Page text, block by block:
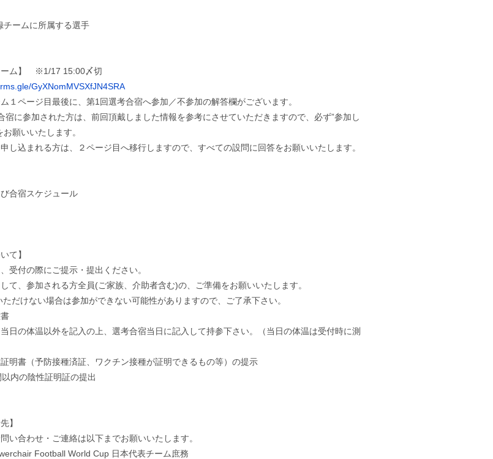
チームに所属する選手
ーム】 ※1/17 15:00〆切
GyXNomMVSXfJN4SRA
ページ目最後に、第1回選考合宿へ参加／不参加の解答欄がございます。
に参加された方は、前回頂戴しました情報を参考にさせていただきますので、必ず”参加し
願いいたします。
込まれる方は、２ページ目へ移行しますので、すべての設問に回答をお願いいたします。
合宿スケジュール
て】
受付の際にご提示・提出ください。
て、参加される方全員(ご家族、介助者含む)の、ご準備をお願いいたします。
だけない場合は参加ができない可能性がありますので、ご了承下さい。
日の体温以外を記入の上、選考合宿当日に記入して持参下さい。（当日の体温は受付時に測
証明書（予防接種済証、ワクチン接種が証明できるもの等）の提示
内の陰性証明証の提出
】
い合わせ・ご連絡は以下までお願いいたします。
Football World Cup 日本代表チーム庶務